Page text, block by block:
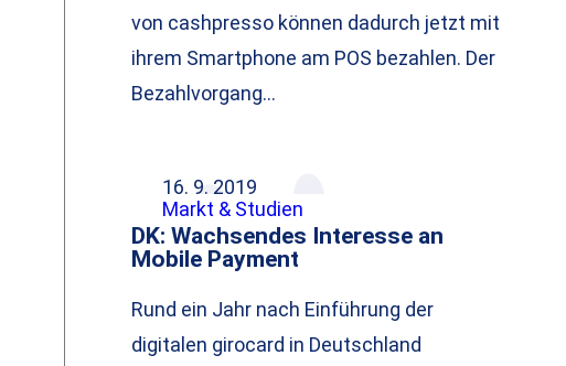
von cashpresso können dadurch jetzt mit
ihrem Smartphone am POS bezahlen. Der
Bezahlvorgang…
16. 9. 2019
Markt & Studien
DK: Wachsendes Interesse an
Mobile Payment
Rund ein Jahr nach Einführung der
digitalen girocard in Deutschland